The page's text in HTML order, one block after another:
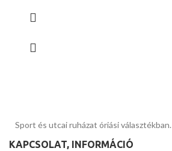
Sport és utcai ruházat óriási választékban.
KAPCSOLAT, INFORMÁCIÓ